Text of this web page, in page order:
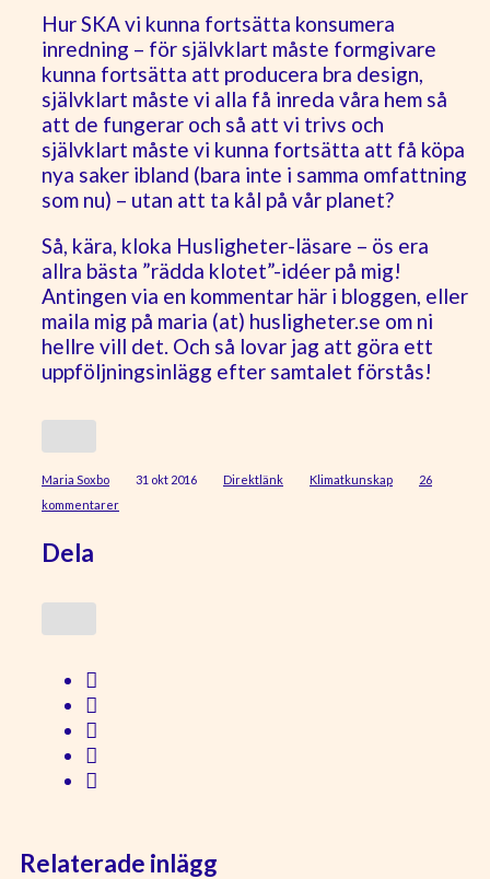
Hur SKA vi kunna fortsätta konsumera
inredning – för självklart måste formgivare
kunna fortsätta att producera bra design,
självklart måste vi alla få inreda våra hem så
att de fungerar och så att vi trivs och
självklart måste vi kunna fortsätta att få köpa
nya saker ibland (bara inte i samma omfattning
som nu) – utan att ta kål på vår planet?
Så, kära, kloka Husligheter-läsare – ös era
allra bästa ”rädda klotet”-idéer på mig!
Antingen via en kommentar här i bloggen, eller
maila mig på maria (at) husligheter.se om ni
hellre vill det. Och så lovar jag att göra ett
uppföljningsinlägg efter samtalet förstås!
Maria Soxbo 31 okt 2016 Direktlänk Klimatkunskap
26
kommentarer
Dela
Relaterade inlägg